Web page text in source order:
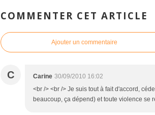
COMMENTER CET ARTICLE
Ajouter un commentaire
C Carine 30/09/2010 16:02
<br /> <br /> Je suis tout à fait d'accord,
beaucoup, ça dépend) et toute violence se